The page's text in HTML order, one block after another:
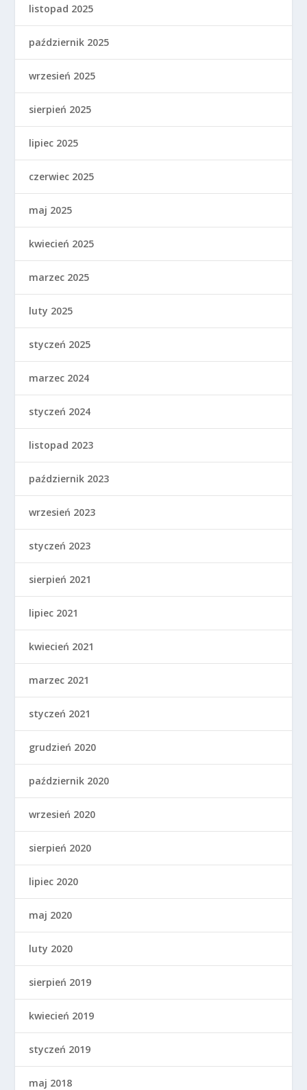
listopad 2025
październik 2025
wrzesień 2025
sierpień 2025
lipiec 2025
czerwiec 2025
maj 2025
kwiecień 2025
marzec 2025
luty 2025
styczeń 2025
marzec 2024
styczeń 2024
listopad 2023
październik 2023
wrzesień 2023
styczeń 2023
sierpień 2021
lipiec 2021
kwiecień 2021
marzec 2021
styczeń 2021
grudzień 2020
październik 2020
wrzesień 2020
sierpień 2020
lipiec 2020
maj 2020
luty 2020
sierpień 2019
kwiecień 2019
styczeń 2019
maj 2018